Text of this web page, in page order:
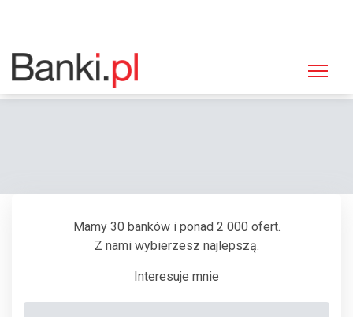
Strona główna
Bankomat Bank Zachodni WBK, Białystok, Skłodowskiej-Curie 14
Mamy 30 banków i ponad 2 000 ofert.
Z nami wybierzesz najlepszą.
Interesuje mnie